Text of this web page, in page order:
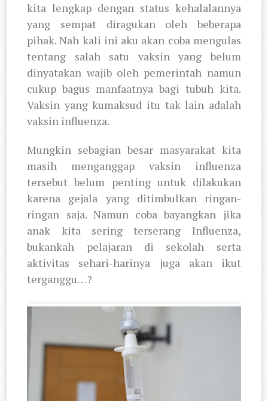
kita lengkap dengan status kehalalannya
yang sempat diragukan oleh beberapa
pihak. Nah kali ini aku akan coba mengulas
tentang salah satu vaksin yang belum
dinyatakan wajib oleh pemerintah namun
cukup bagus manfaatnya bagi tubuh kita.
Vaksin yang kumaksud itu tak lain adalah
vaksin influenza.
Mungkin sebagian besar masyarakat kita
masih menganggap vaksin influenza
tersebut belum penting untuk dilakukan
karena gejala yang ditimbulkan ringan-
ringan saja. Namun coba bayangkan jika
anak kita sering terserang Influenza,
bukankah pelajaran di sekolah serta
aktivitas sehari-harinya juga akan ikut
terganggu…?